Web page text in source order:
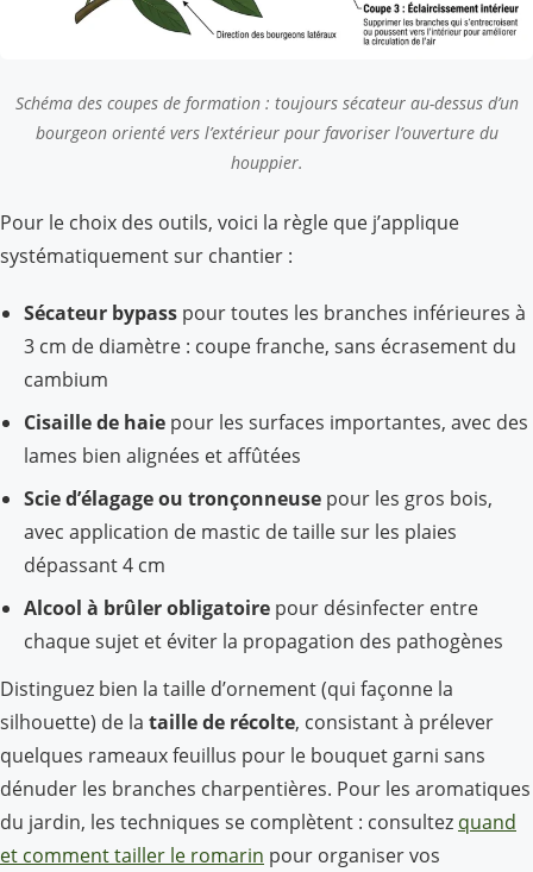
Schéma des coupes de formation : toujours sécateur au-dessus d’un
bourgeon orienté vers l’extérieur pour favoriser l’ouverture du
houppier.
Pour le choix des outils, voici la règle que j’applique
systématiquement sur chantier :
Sécateur bypass pour toutes les branches inférieures à
3 cm de diamètre : coupe franche, sans écrasement du
cambium
Cisaille de haie pour les surfaces importantes, avec des
lames bien alignées et affûtées
Scie d’élagage ou tronçonneuse pour les gros bois,
avec application de mastic de taille sur les plaies
dépassant 4 cm
Alcool à brûler obligatoire pour désinfecter entre
chaque sujet et éviter la propagation des pathogènes
Distinguez bien la taille d’ornement (qui façonne la
silhouette) de la taille de récolte, consistant à prélever
quelques rameaux feuillus pour le bouquet garni sans
dénuder les branches charpentières. Pour les aromatiques
du jardin, les techniques se complètent : consultez quand
et comment tailler le romarin pour organiser vos